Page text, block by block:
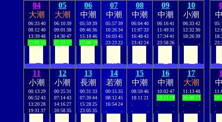
04
大潮
06:33 40
08:12 40
13:39 48
22:01 15
05
大潮
06:10 39
09:01 38
14:30 47
22:33 17
06
中潮
05:59 39
09:46 36
15:18 46
23:00 19
07
中潮
05:57 39
10:26 34
16:03 45
23:23 22
08
中潮
06:04 40
11:07 33
16:48 43
23:42 24
09
中潮
06:16 41
11:49 31
17:34 41
23:58 26
10
小潮
06:33 42
12:32 30
18:26 39
11
小潮
00:13 29
06:52 43
13:20 28
19:31 37
12
小潮
00:25 31
07:14 43
14:16 27
20:58 35
13
長潮
00:31 33
07:39 44
15:28 25
23:05 35
14
若潮
00:15 35
08:12 45
16:54 24
15
中潮
08:59 46
18:11 21
16
中潮
10:02 47
19:11 19
17
大潮
11:13 48
20:00 17